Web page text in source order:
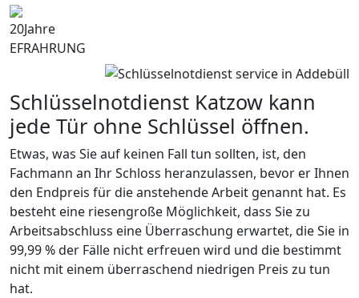
20Jahre
EFRAHRUNG
Schlüsselnotdienst Katzow kann
jede Tür ohne Schlüssel öffnen.
Etwas, was Sie auf keinen Fall tun sollten, ist, den
Fachmann an Ihr Schloss heranzulassen, bevor er Ihnen
den Endpreis für die anstehende Arbeit genannt hat. Es
besteht eine riesengroße Möglichkeit, dass Sie zu
Arbeitsabschluss eine Überraschung erwartet, die Sie in
99,99 % der Fälle nicht erfreuen wird und die bestimmt
nicht mit einem überraschend niedrigen Preis zu tun
hat.